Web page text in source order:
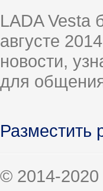
LADA Vesta
августе
новости,
для
Разместить
© 2014-